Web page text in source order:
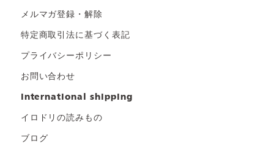
メルマガ登録・解除
特定商取引法に基づく表記
プライバシーポリシー
お問い合わせ
international shipping
イロドリの読みもの
ブログ